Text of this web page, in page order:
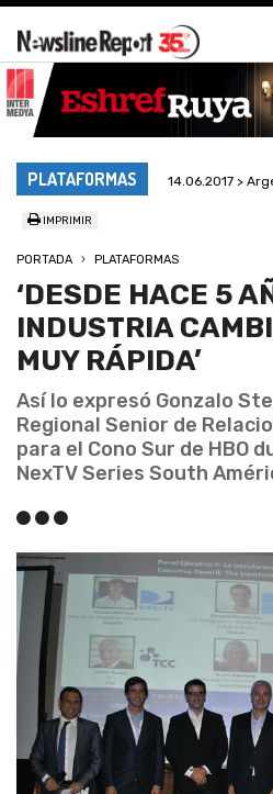
PLATAFORMAS 14.06.2017 >
IMPRIMIR
PORTADA PLATAFORMAS
‘DESDE HACE 5
INDUSTRIA
MUY RÁPIDA’
Así lo expresó Gonzalo
Regional Senior de
para el Cono Sur de HBO
NexTV Series South